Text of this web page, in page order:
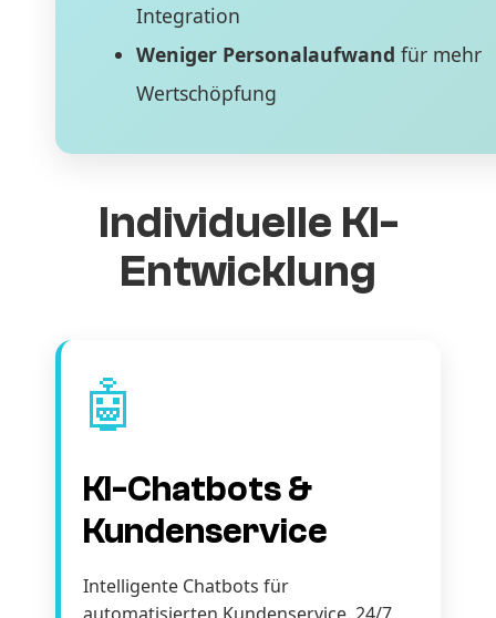
Integration
Weniger Personalaufwand für mehr
Wertschöpfung
Individuelle KI-
Entwicklung
🤖
KI-Chatbots &
Kundenservice
Intelligente Chatbots für